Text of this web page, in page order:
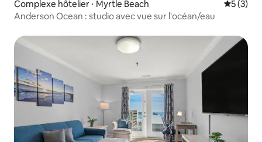
Complexe hôtelier ⋅ Myrtle Beach
5 (3)
Anderson Ocean : studio avec vue sur l'océan/eau